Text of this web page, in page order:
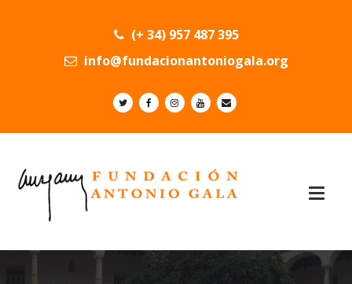
(+ 34) 957 487 395
info@fundacionantoniogala.org